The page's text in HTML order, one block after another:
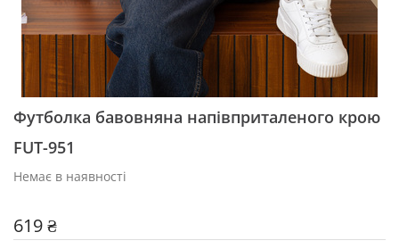
Футболка бавовняна напівприталеного крою
FUT-951
Немає в наявності
619 ₴